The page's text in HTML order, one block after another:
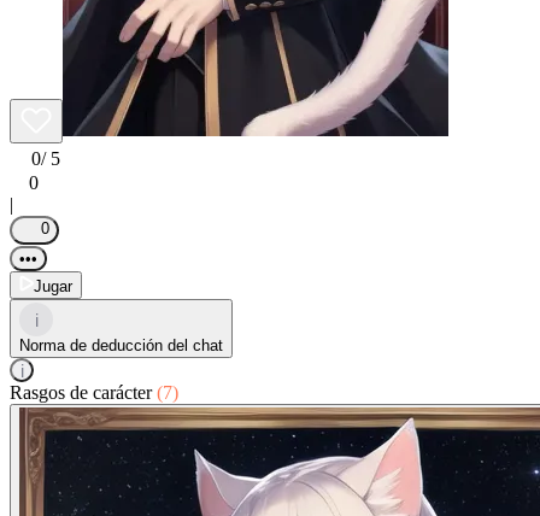
0/ 5
0
|
0
•••
Jugar
i
Norma de deducción del chat
i
Rasgos de carácter(7)